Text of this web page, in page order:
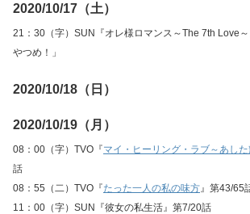
2020/10/17（土）
21：30（字）SUN『オレ様ロマンス～The 7th Love
やつめ！」
2020/10/18（日）
2020/10/19（月）
08：00（字）TVO『マイ・ヒーリング・ラブ～あし
話
08：55（二）TVO『たった一人の私の味方 』第43/65
11：00（字）SUN『彼女の私生活』第7/20話